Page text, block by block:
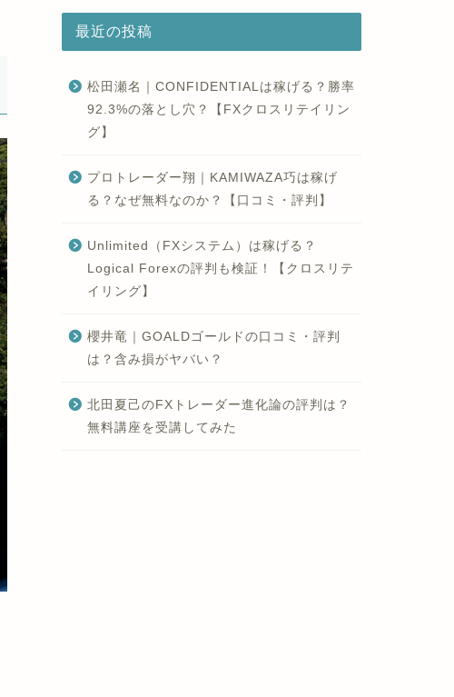
最近の投稿
松田瀬名｜CONFIDENTIALは稼げる？勝率
92.3%の落とし穴？【FXクロスリテイリン
グ】
プロトレーダー翔｜KAMIWAZA巧は稼げ
る？なぜ無料なのか？【口コミ・評判】
Unlimited（FXシステム）は稼げる？
Logical Forexの評判も検証！【クロスリテ
イリング】
櫻井竜｜GOALDゴールドの口コミ・評判
は？含み損がヤバい？
北田夏己のFXトレーダー進化論の評判は？
無料講座を受講してみた